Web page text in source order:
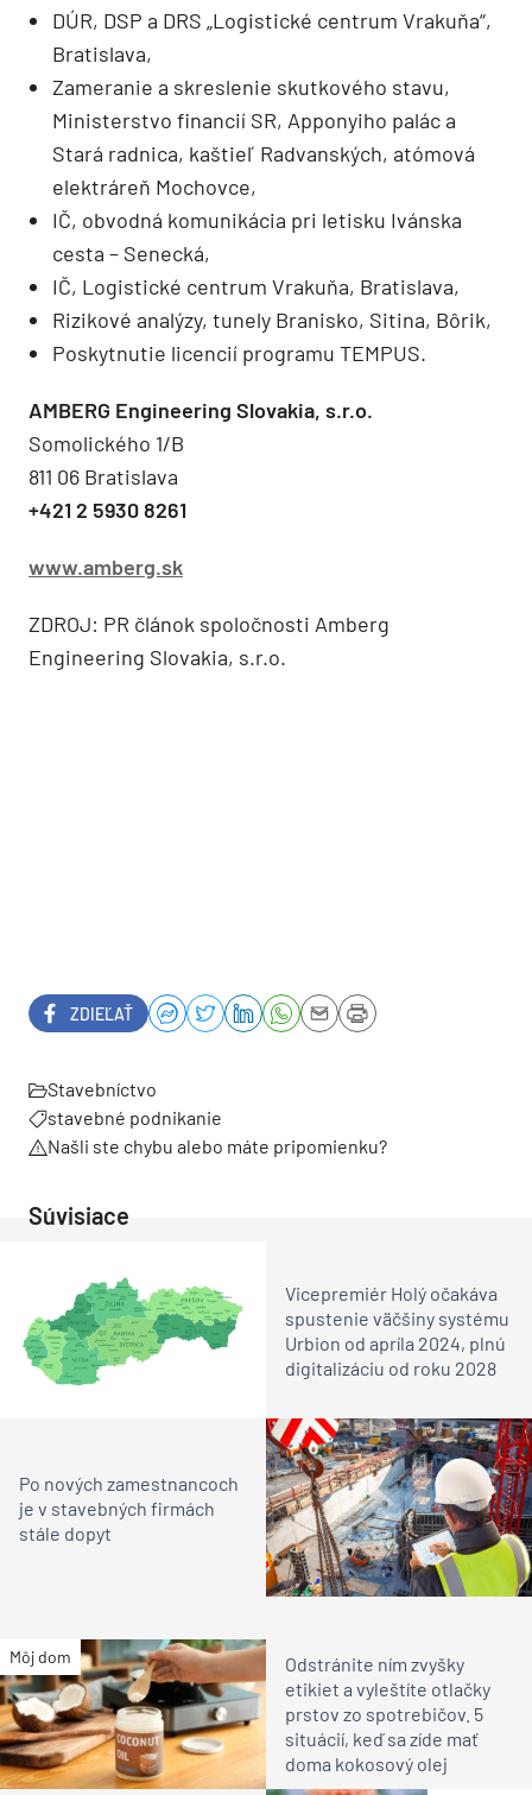
DÚR, DSP a DRS „Logistické centrum Vrakuňa“,
Bratislava,
Zameranie a skreslenie skutkového stavu,
Ministerstvo financií SR, Apponyiho palác a
Stará radnica, kaštieľ Radvanských, atómová
elektráreň Mochovce,
IČ, obvodná komunikácia pri letisku Ivánska
cesta – Senecká,
IČ, Logistické centrum Vrakuňa, Bratislava,
Rizikové analýzy, tunely Branisko, Sitina, Bôrik,
Poskytnutie licencií programu TEMPUS.
AMBERG Engineering Slovakia, s.r.o.
Somolického 1/B
811 06 Bratislava
+421 2 5930 8261
www.amberg.sk
ZDROJ: PR článok spoločnosti Amberg
Engineering Slovakia, s.r.o.
ZDIEĽAŤ
Stavebníctvo
stavebné podnikanie
Našli ste chybu alebo máte pripomienku?
Súvisiace
Vicepremiér Holý očakáva
spustenie väčšiny systému
Urbion od apríla 2024, plnú
digitalizáciu od roku 2028
Po nových zamestnancoch
je v stavebných firmách
stále dopyt
Môj dom
Odstránite ním zvyšky
etikiet a vyleštíte otlačky
prstov zo spotrebičov. 5
situácií, keď sa zíde mať
doma kokosový olej